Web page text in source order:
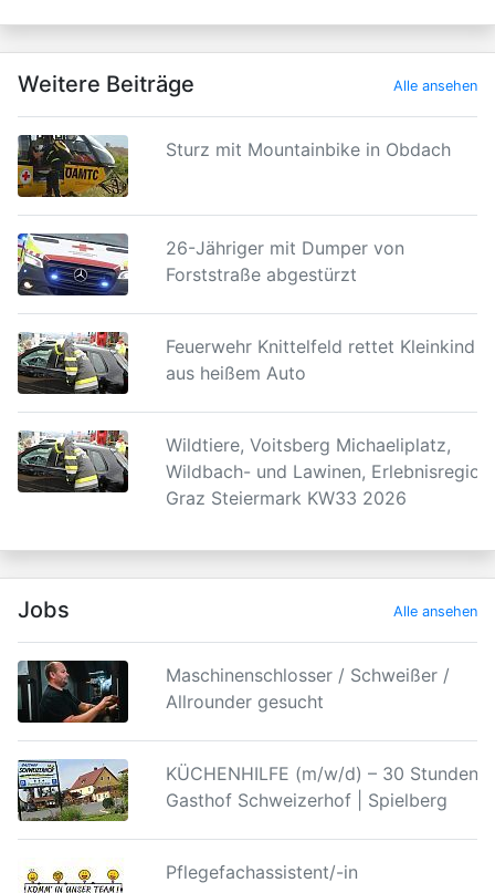
Weitere Beiträge Alle ansehen
Sturz mit Mountainbike in Obdach
26-Jähriger mit Dumper von
Forststraße abgestürzt
Feuerwehr Knittelfeld rettet Kleinkind
aus heißem Auto
Wildtiere, Voitsberg Michaeliplatz,
Wildbach- und Lawinen, Erlebnisregion
Graz Steiermark KW33 2026
Jobs Alle ansehen
Maschinenschlosser / Schweißer /
Allrounder gesucht
KÜCHENHILFE (m/w/d) – 30 Stunden |
Gasthof Schweizerhof | Spielberg
Pflegefachassistent/-in